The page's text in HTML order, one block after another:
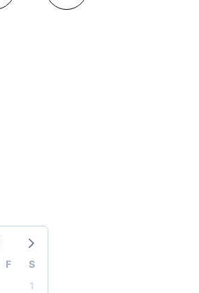
F
S
1